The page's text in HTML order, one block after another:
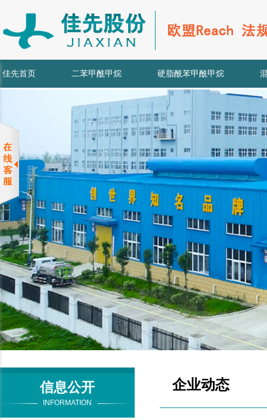
佳先首页 二苯甲酰甲烷 硬脂酰苯甲酰甲烷
先
信息公开
INFORMATION
企业动态